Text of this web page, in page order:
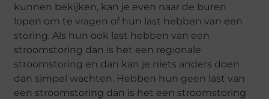
kunnen bekijken, kan je even naar de buren
lopen om te vragen of hun last hebben van een
storing. Als hun ook last hebben van een
stroomstoring dan is het een regionale
stroomstoring en dan kan je niets anders doen
dan simpel wachten. Hebben hun geen last van
een stroomstoring dan is het een stroomstoring